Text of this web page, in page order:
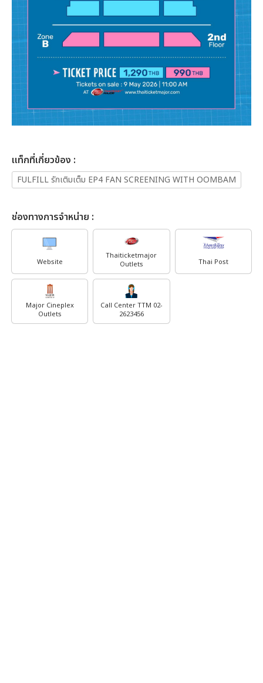
เเท็กที่เกี่ยวข้อง :
FULFILL รักเติมเต็ม EP4 FAN SCREENING WITH OOMBAM
ช่องทางการจำหน่าย :
Website
Thaiticketmajor
Outlets
Thai Post
Major Cineplex
Outlets
Call Center TTM 02-
2623456